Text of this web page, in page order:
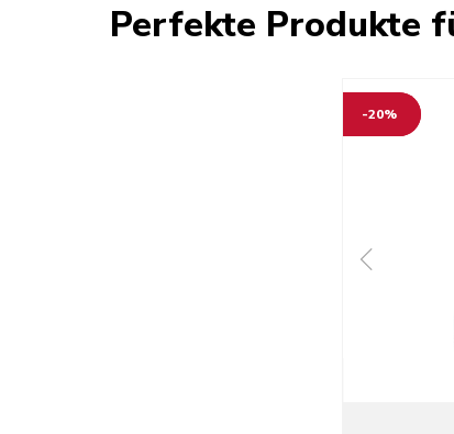
Perfekte Produkte
-20%